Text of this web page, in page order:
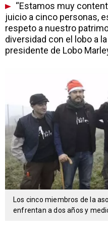
“Estamos muy
juicio a cinco personas,
respeto a nuestro
diversidad con el lobo a la
presidente de Lobo
Los cinco miembros de la
enfrentan a dos años y